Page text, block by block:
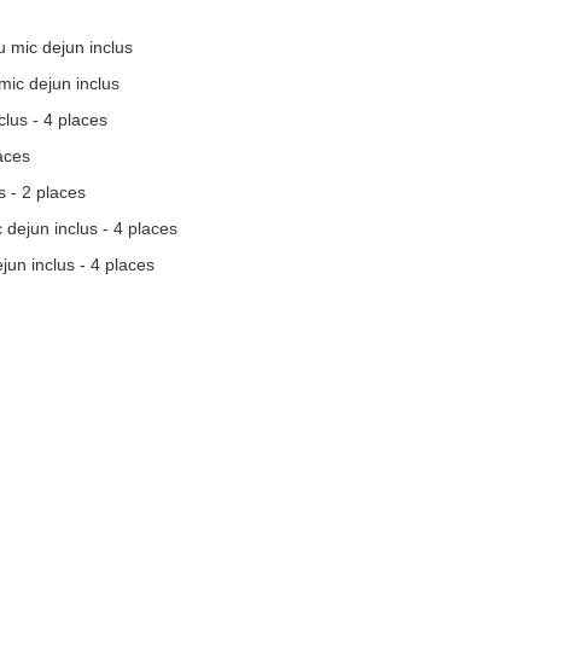
mic dejun inclus
dejun inclus
- 4 places
- 2 places
dejun inclus - 4 places
inclus - 4 places